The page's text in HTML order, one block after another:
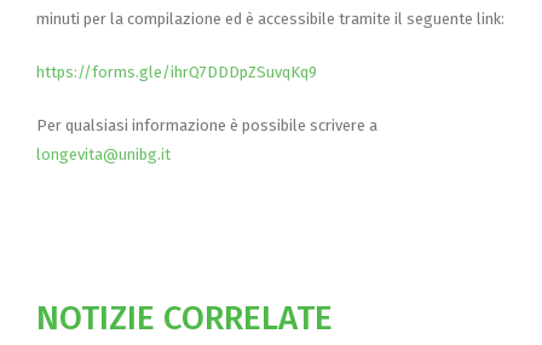
minuti per la compilazione ed è accessibile tramite il seguente link:
https://forms.gle/ihrQ7DDDpZSuvqKq9
Per qualsiasi informazione è possibile scrivere a
longevita@unibg.it
NOTIZIE CORRELATE